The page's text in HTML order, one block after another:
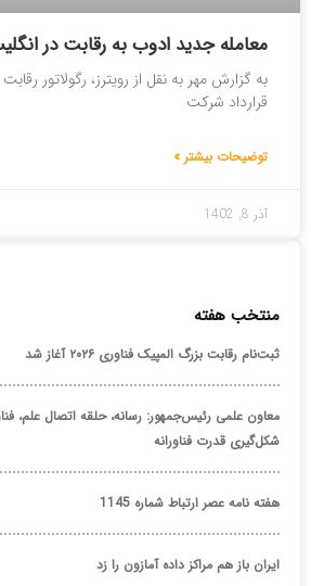
معامله جدید ادوب به رقابت در
به گزارش مهر به نقل از رویترز، رگولاتور
قرارداد شرکت
توضیحات بیشتر »
آذر 8, 1402
منتخب هفته
ثبت‌نام رقابت بزرگ المپیک فناوری ۲۰۲۶ آغاز شد
معاون علمی رئیس‌جمهور: رسانه، حلقه اتصال علم،
شکل‌گیری قدرت فناورانه
هفته نامه عصر ارتباط شماره 1145
ایران باز هم مراکز داده آمازون را زد